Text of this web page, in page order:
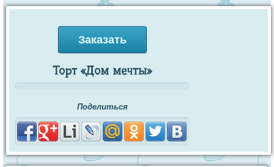
Заказать
Торт «Дом мечты»
Поделиться